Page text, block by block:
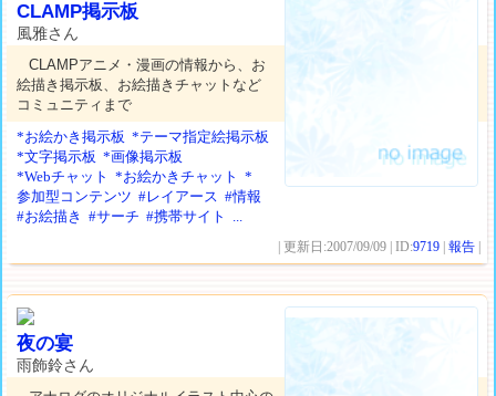
CLAMP掲示板
風雅さん
CLAMPアニメ・漫画の情報から、お
絵描き掲示板、お絵描きチャットなど
コミュニティまで
*お絵かき掲示板 *テーマ指定絵掲示板
*文字掲示板 *画像掲示板
*Webチャット
*お絵かきチャット
*
参加型コンテンツ #レイアース #情報
#お絵描き
#サーチ #携帯サイト ...
| 更新日:2007/09/09 | ID:9719 |報告
夜の宴
雨飾鈴さん